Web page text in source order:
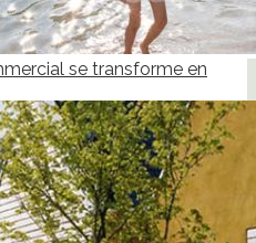
se transforme en